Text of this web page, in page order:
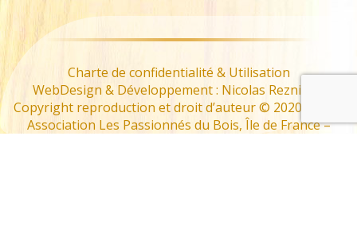
Charte de confidentialité & Utilisation
WebDesign & Développement : Nicolas Reznikoff
Copyright reproduction et droit d’auteur © 2020 – 2022
Association Les Passionnés du Bois, Île de France –